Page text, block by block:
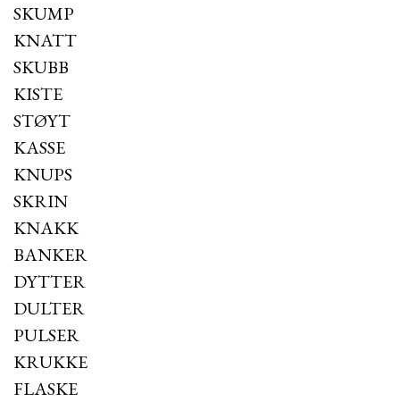
SKUMP
KNATT
SKUBB
KISTE
STØYT
KASSE
KNUPS
SKRIN
KNAKK
BANKER
DYTTER
DULTER
PULSER
KRUKKE
FLASKE